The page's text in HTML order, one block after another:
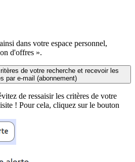
dans votre espace personnel,
d'offres ».
de votre recherche et recevoir les
par e-mail (abonnement)
de ressaisir les critères de votre
! Pour cela, cliquez sur le bouton